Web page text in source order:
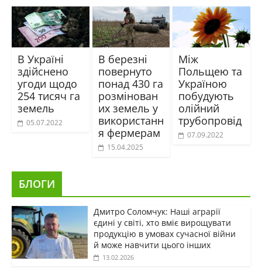
В Україні
здійснено
угоди щодо
254 тисяч га
земель
05.07.2022
В березні
повернуто
понад 430 га
розмінован
их земель у
використанн
я фермерам
15.04.2025
Між
Польщею та
Україною
побудують
олійний
трубопровід
07.09.2022
БЛОГИ
Дмитро Соломчук: Наші аграрії
єдині у світі, хто вміє вирощувати
продукцію в умовах сучасної війни
й може навчити цього інших
13.02.2026